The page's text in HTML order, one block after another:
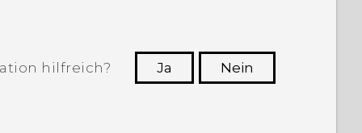
hilfreich? Ja
Nein